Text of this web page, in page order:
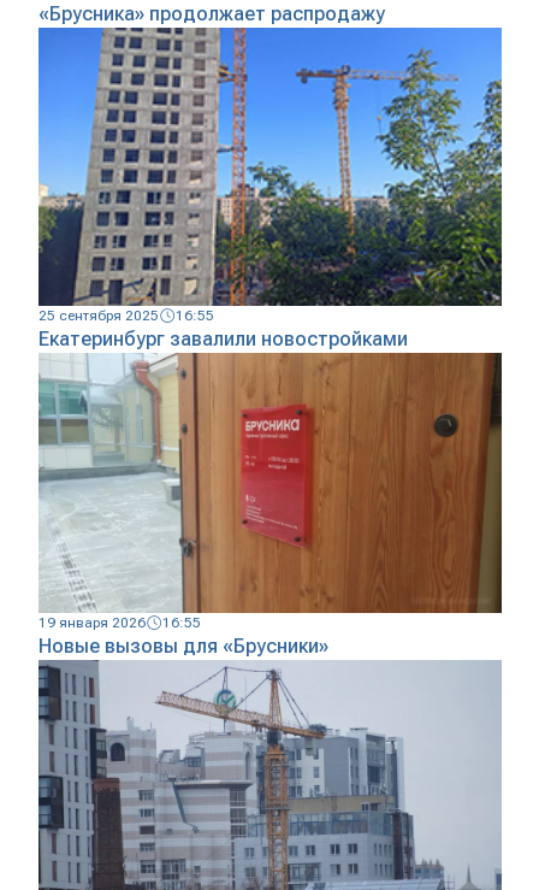
«Брусника» продолжает распродажу
25 сентября 2025 16:55
Екатеринбург завалили новостройками
19 января 2026 16:55
Новые вызовы для «Брусники»